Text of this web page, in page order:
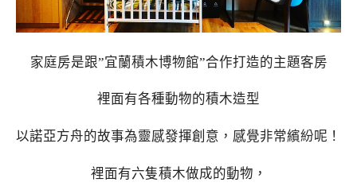
家庭房是跟”宜蘭積木博物館”合作打造的主題客房
裡面有各種動物的積木造型
以諾亞方舟的故事為靈感發揮創意，感覺非常繽紛呢！
裡面有六隻積木做成的動物，